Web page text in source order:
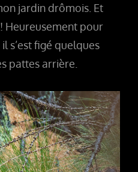
jardin drômois. Et
Heureusement pour
s’est figé quelques
pattes arrière.